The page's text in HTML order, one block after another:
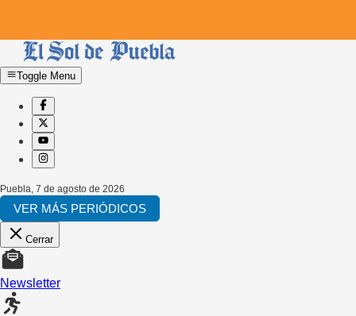
Toggle Menu
Puebla 7 de agosto de 2026
VER MÁS PERIÓDICOS
Cerrar
Newsletter